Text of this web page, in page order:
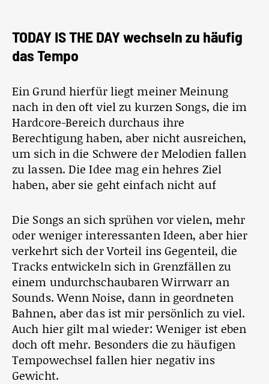
TODAY IS THE DAY wechseln zu häufig
das Tempo
Ein Grund hierfür liegt meiner Meinung
nach in den oft viel zu kurzen Songs, die im
Hardcore-Bereich durchaus ihre
Berechtigung haben, aber nicht ausreichen,
um sich in die Schwere der Melodien fallen
zu lassen. Die Idee mag ein hehres Ziel
haben, aber sie geht einfach nicht auf
Die Songs an sich sprühen vor vielen, mehr
oder weniger interessanten Ideen, aber hier
verkehrt sich der Vorteil ins Gegenteil, die
Tracks entwickeln sich in Grenzfällen zu
einem undurchschaubaren Wirrwarr an
Sounds. Wenn Noise, dann in geordneten
Bahnen, aber das ist mir persönlich zu viel.
Auch hier gilt mal wieder: Weniger ist eben
doch oft mehr. Besonders die zu häufigen
Tempowechsel fallen hier negativ ins
Gewicht.